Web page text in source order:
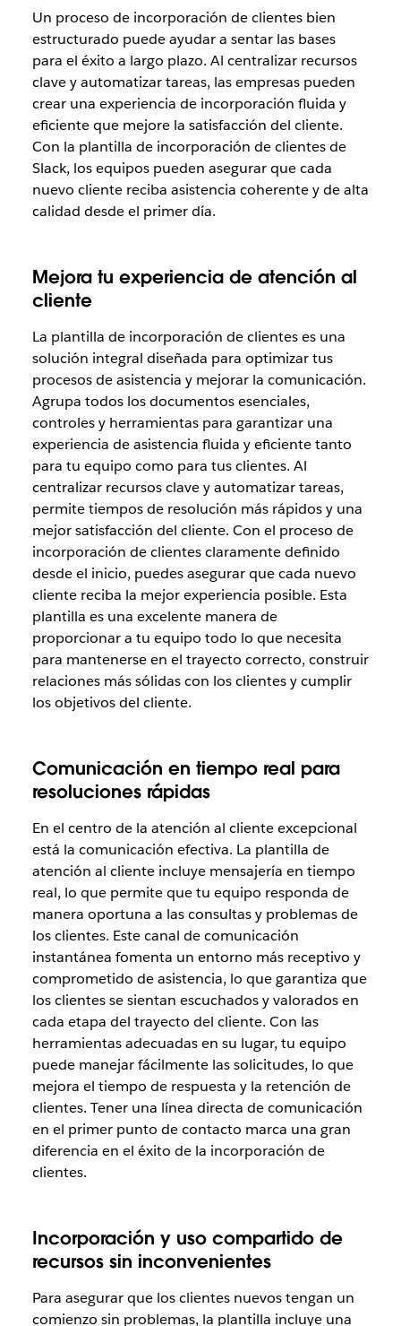
Un proceso de incorporación de clientes bien
estructurado puede ayudar a sentar las bases
para el éxito a largo plazo. Al centralizar recursos
clave y automatizar tareas, las empresas pueden
crear una experiencia de incorporación fluida y
eficiente que mejore la satisfacción del cliente.
Con la plantilla de incorporación de clientes de
Slack, los equipos pueden asegurar que cada
nuevo cliente reciba asistencia coherente y de alta
calidad desde el primer día.
Mejora tu experiencia de atención al
cliente
La plantilla de incorporación de clientes es una
solución integral diseñada para optimizar tus
procesos de asistencia y mejorar la comunicación.
Agrupa todos los documentos esenciales,
controles y herramientas para garantizar una
experiencia de asistencia fluida y eficiente tanto
para tu equipo como para tus clientes. Al
centralizar recursos clave y automatizar tareas,
permite tiempos de resolución más rápidos y una
mejor satisfacción del cliente. Con el proceso de
incorporación de clientes claramente definido
desde el inicio, puedes asegurar que cada nuevo
cliente reciba la mejor experiencia posible. Esta
plantilla es una excelente manera de
proporcionar a tu equipo todo lo que necesita
para mantenerse en el trayecto correcto, construir
relaciones más sólidas con los clientes y cumplir
los objetivos del cliente.
Comunicación en tiempo real para
resoluciones rápidas
En el centro de la atención al cliente excepcional
está la comunicación efectiva. La plantilla de
atención al cliente incluye mensajería en tiempo
real, lo que permite que tu equipo responda de
manera oportuna a las consultas y problemas de
los clientes. Este canal de comunicación
instantánea fomenta un entorno más receptivo y
comprometido de asistencia, lo que garantiza que
los clientes se sientan escuchados y valorados en
cada etapa del trayecto del cliente. Con las
herramientas adecuadas en su lugar, tu equipo
puede manejar fácilmente las solicitudes, lo que
mejora el tiempo de respuesta y la retención de
clientes. Tener una línea directa de comunicación
en el primer punto de contacto marca una gran
diferencia en el éxito de la incorporación de
clientes.
Incorporación y uso compartido de
recursos sin inconvenientes
Para asegurar que los clientes nuevos tengan un
comienzo sin problemas, la plantilla incluye una